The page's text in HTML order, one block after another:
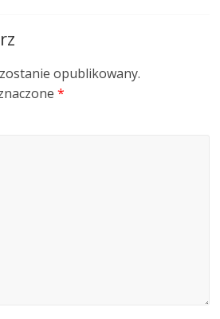
opublikowany.
*